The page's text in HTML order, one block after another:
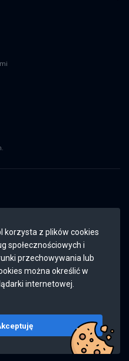
korzysta z plików cookies
społecznościowych i
przechowywania lub
można określić w
internetowej.
Wszystkie prawa
v2.8.4